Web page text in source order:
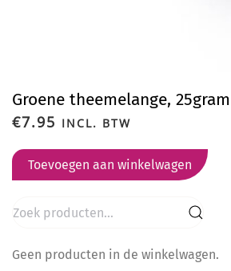
Groene theemelange, 25gram
€7.95 INCL. BTW
Toevoegen aan winkelwagen
Zoeken
Geen producten in de winkelwagen.